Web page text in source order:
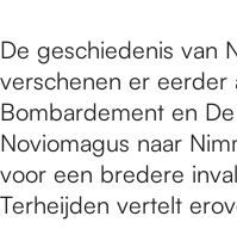
t
a
t
e
n
P
u
b
l
i
e
De geschiedenis van
verschenen er eerder
Bombardement en
Noviomagus naar
voor een bredere
Terheijden vertelt